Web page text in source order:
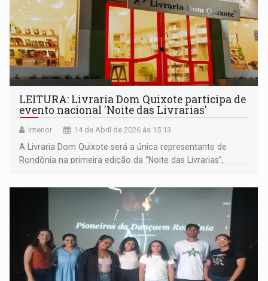
LEITURA: Livraria Dom Quixote participa de
evento nacional 'Noite das Livrarias'
Interior 14 de Abril de 2026 às 15:13
A Livraria Dom Quixote será a única representante de
Rondônia na primeira edição da “Noite das Livrarias”,
celebração ao Dia Mundial do Livro